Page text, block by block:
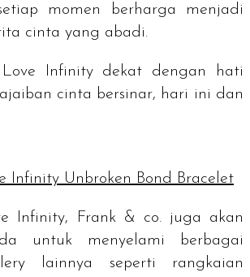
momen berharga menjadi
cinta yang abadi.
Infinity dekat dengan hati
cinta bersinar, hari ini dan
Infinity Unbroken Bond Bracelet
Infinity, Frank & co. juga akan
untuk menyelami berbagai
lainnya seperti rangkaian